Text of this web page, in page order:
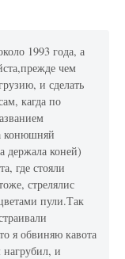
1993 года, а
чем
и сделать
кагда по
конюшняй
держала коней)
где стояли
стрелялис
пули.Так
я обвиняю кавота
и